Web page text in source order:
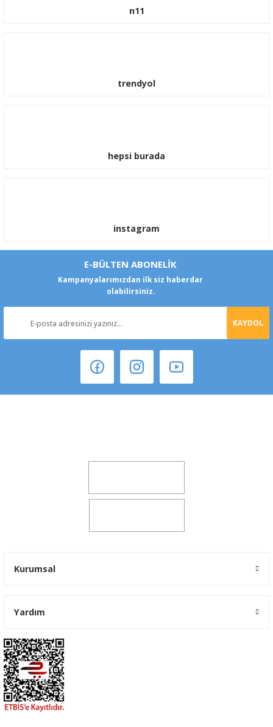
n11
trendyol
hepsi burada
instagram
E-BÜLTEN ABONELİK
Kampanyalarımızdan ilk siz haberdar
olabilirsiniz.
KAYDOL
Kurumsal
Yardım